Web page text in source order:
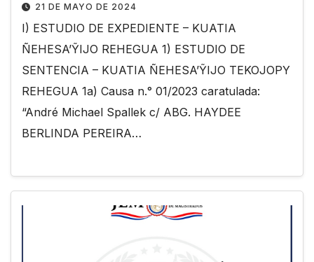
21 DE MAYO DE 2024
I) ESTUDIO DE EXPEDIENTE – KUATIA
ÑEHESA’ỸIJO REHEGUA 1) ESTUDIO DE
SENTENCIA – KUATIA ÑEHESA’ỸIJO TEKOJOPY
REHEGUA 1a) Causa n.° 01/2023 caratulada:
“André Michael Spallek c/ ABG. HAYDEE
BERLINDA PEREIRA…